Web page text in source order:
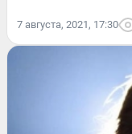
7 августа, 2021, 17:30